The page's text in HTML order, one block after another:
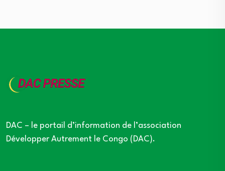
DAC – le portail d’information de l’association
Développer Autrement le Congo (DAC).